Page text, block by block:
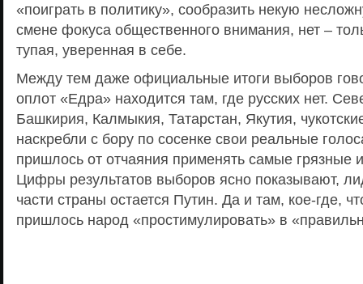
«поиграть в политику», сообразить некую
смене фокуса общественного внимания, нет –
тупая, уверенная в себе.
Между тем даже официальные итоги выборов
оплот «Едра» находится там, где русских нет.
Башкирия, Калмыкия, Татарстан, Якутия,
наскребли с бору по сосенке свои реальные
пришлось от отчаяния применять самые грязные
Цифры результатов выборов ясно показывают,
части страны остается Путин. Да и там, кое-где,
пришлось народ «простимулировать» в